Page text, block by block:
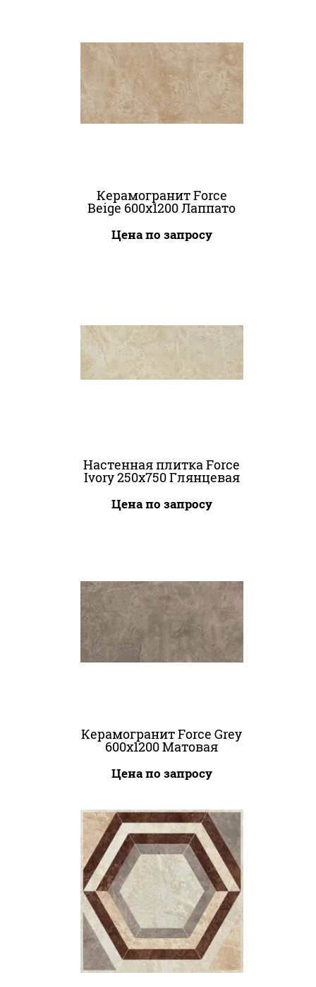
Керамогранит Force
Beige 600x1200 Лаппато
Цена по запросу
Настенная плитка Force
Ivory 250x750 Глянцевая
Цена по запросу
Керамогранит Force Grey
600x1200 Матовая
Цена по запросу